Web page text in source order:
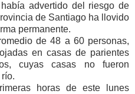
advertido del riesgo de
de Santiago ha llovido
permanente.
de 48 a 60 personas,
en casas de parientes
cuyas casas no fueron
horas de este lunes